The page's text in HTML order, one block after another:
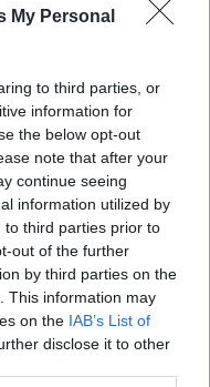
My Personal
to third parties, or
information for
the below opt-out
note that after your
continue seeing
information utilized by
to third parties prior to
out of the further
by third parties on the
This information may
on the IAB’s List of
disclose it to other